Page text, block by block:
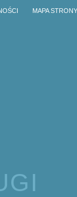
MAPA STRONY